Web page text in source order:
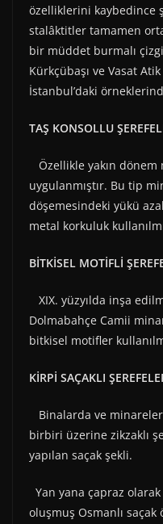
özelliklerini kaybedince
stalâktitler tamamen
bir müddet burmalı
Kürkçübaşı ve Vasat
İstanbul’daki
TAŞ KONSOLLU
Özellikle yakın
uygulanmıştır. Bu tip
döşemesindeki yükü
metal korkuluk
BİTKİSEL MOTİFLİ
XIX. yüzyılda inşa
Dolmabahçe Camii
bitkisel motifler
KİRPİ SAÇAKLI
Binalarda ve
birbiri üzerine zikzaklı
yapılan saçak şekli.
Yan yana çapraz
oluşmuş Osmanlı saçak